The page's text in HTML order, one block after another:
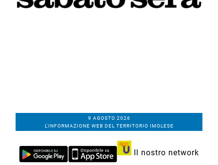
9 AGOSTO 2026
L'INFORMAZIONE WEB DEL TERRITORIO IMOLESE
Il nostro network